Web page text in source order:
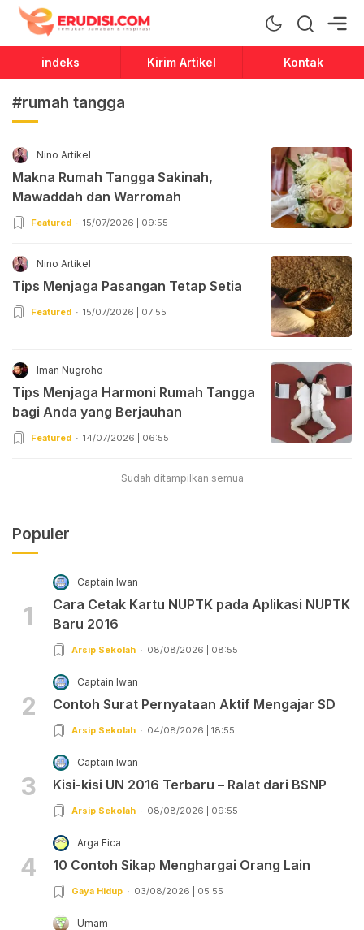
Erudisi
Temukan Jawaban dan Inspirasi
indeks Kirim Artikel Kontak
#rumah tangga
Nino Artikel
Makna Rumah Tangga Sakinah,
Mawaddah dan Warromah
Featured 15/07/2026 | 09:55
Nino Artikel
Tips Menjaga Pasangan Tetap Setia
Featured 15/07/2026 | 07:55
Iman Nugroho
Tips Menjaga Harmoni Rumah Tangga
bagi Anda yang Berjauhan
Featured 14/07/2026 | 06:55
Sudah ditampilkan semua
Populer
1
Captain Iwan
Cara Cetak Kartu NUPTK pada Aplikasi NUPTK
Baru 2016
Arsip Sekolah 08/08/2026 | 08:55
2
Captain Iwan
Contoh Surat Pernyataan Aktif Mengajar SD
Arsip Sekolah 04/08/2026 | 18:55
3
Captain Iwan
Kisi-kisi UN 2016 Terbaru – Ralat dari BSNP
Arsip Sekolah 08/08/2026 | 09:55
4
Arga Fica
10 Contoh Sikap Menghargai Orang Lain
Gaya Hidup 03/08/2026 | 05:55
Umam